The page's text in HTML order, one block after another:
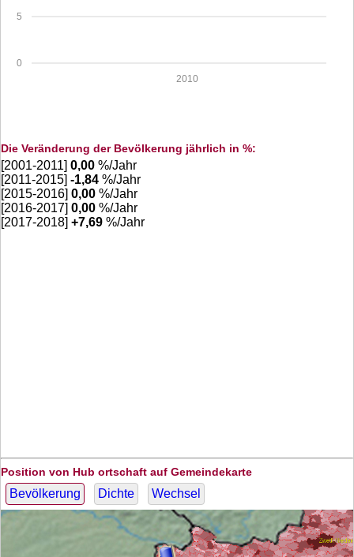
0
5
2010
Die Veränderung der Bevölkerung jährlich in %:
[2001-2011] 0,00 %/Jahr
[2011-2015] -1,84 %/Jahr
[2015-2016] 0,00 %/Jahr
[2016-2017] 0,00 %/Jahr
[2017-2018] +7,69 %/Jahr
Position von Hub ortschaft auf Gemeindekarte
Bevölkerung Dichte Wechsel